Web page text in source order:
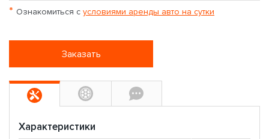
* Ознакомиться с условиями аренды авто на сутки
Заказать
Характеристики